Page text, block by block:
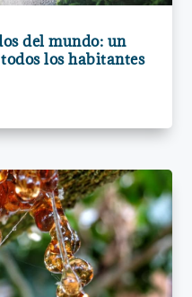
del mundo: un
los habitantes